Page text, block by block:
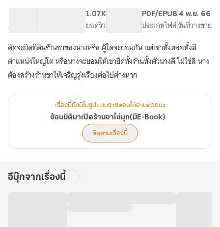
ชา
ไข่มุก(มีE-
Book)
จำนวนคำ จำนวนหน้า (A5)
1.07K
ยอดวิวระดับเนื้อหา
PDF/EPUB
ประเภทไฟล์
4 พ.ย. 66
วันที่วางขาย
คิดจะยึดที่ดินร้านชาของนางหรือ ผู้ใดจะยอมกัน แต่เขาทั้งหล่อทั้งมี
ตำแหน่งใหญ่โต หรือนางจะยอมให้เขายึดทั้งร้านทั้งตัวนางดี ไม่ใช่สิ นาง
ต้องสร้างร้านชาให้เจริญรุ่งเรืองต่อไปต่างหาก
เรื่องนี้ยังมีในรูปแบบรายตอนให้อ่านด้วยนะ
ย้อนมิติมาเปิดร้านชาไข่มุก(มีE-Book)
ติดตามเรื่องนี้
อีบุ๊กจากเรื่องนี้